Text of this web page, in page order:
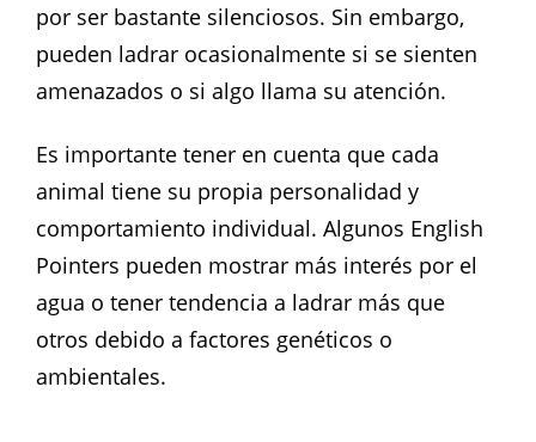
por ser bastante silenciosos. Sin embargo,
pueden ladrar ocasionalmente si se sienten
amenazados o si algo llama su atención.
Es importante tener en cuenta que cada
animal tiene su propia personalidad y
comportamiento individual. Algunos English
Pointers pueden mostrar más interés por el
agua o tener tendencia a ladrar más que
otros debido a factores genéticos o
ambientales.